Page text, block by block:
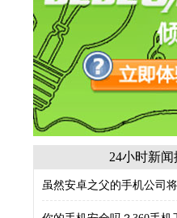
24小时新闻
虽然安卓之父的手机公司